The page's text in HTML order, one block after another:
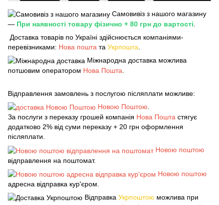
Самовивіз з нашого магазину
— При наявності товару фізично + 80 грн до вартості
Доставка товарів по Україні здійснюється компаніями-
перевізниками: Нова пошта та Укрпошта
Міжнародна доставка можлива
потшовим оператором Нова Пошта
Відправлення замовлень з послугою післяплати можливе:
Новою Поштою
За послуги з переказу грошей компанія Нова Пошта стягує
додатково 2% від суми переказу + 20 грн оформлення
післяплати.
Новою поштою
відправлення на поштомат.
Новою поштою
адресна відправка кур'єром.
Відправка Укрпоштою можлива при